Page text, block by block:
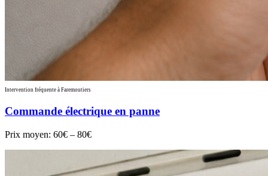
Intervention fréquente à Faremoutiers
Commande électrique en panne
Prix moyen: 60€ – 80€